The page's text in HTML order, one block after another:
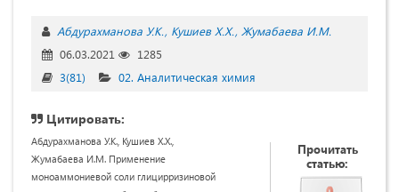
Абдурахманова У.К. Кушиев Х.Х. Жумабаева И.М.
06.03.2021
1285
3(81)
02. Аналитическая химия
Цитировать:
Абдурахманова У.К., Кушиев Х.Х.,
Жумабаева И.М. Применение
моноаммониевой соли глицирризиновой
Прочитать
статью: